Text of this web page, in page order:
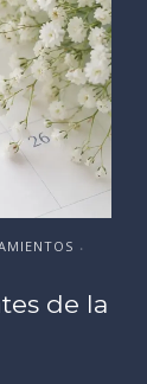
•
de la